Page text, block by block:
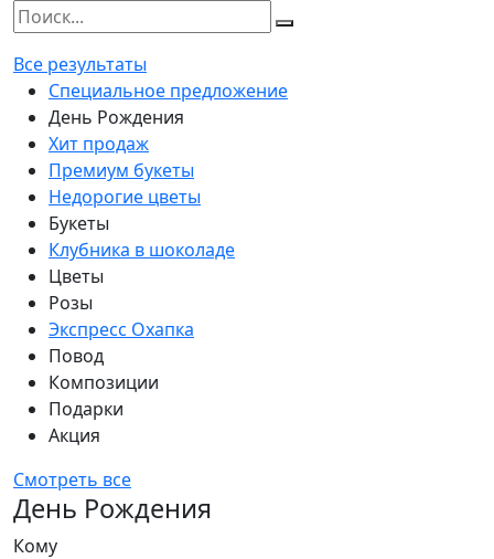
Все результаты
Специальное предложение
День Рождения
Хит продаж
Премиум букеты
Недорогие цветы
Букеты
Клубника в шоколаде
Цветы
Розы
Экспресс Охапка
Повод
Композиции
Подарки
Акция
Смотреть все
День Рождения
Кому